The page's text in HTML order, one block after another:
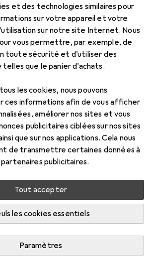
et des technologies similaires pour
sur votre appareil et votre
sur notre site Internet. Nous
vous permettre, par exemple, de
toute sécurité et d’utiliser des
que le panier d’achats.
les cookies, nous pouvons
ces informations afin de vous afficher
améliorer nos sites et vous
publicitaires ciblées sur nos sites
que sur nos applications. Cela nous
de transmettre certaines données à
publicitaires.
Tout accepter
les cookies essentiels
Paramètres
7 images
EUR
2,94 149,20
17/8 et mer, 19/8
en stock chez le fournisseur
produit est disponible plus tôt
3 pièces
EUR
14,23
EUR
13,50